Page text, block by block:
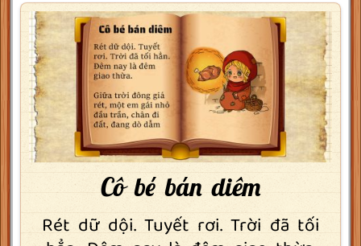
Cô bé bán diêm
Rét dữ dội. Tuyết rơi. Trời đã tối